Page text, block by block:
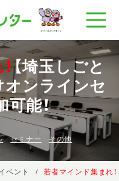
【埼玉しごと
オンラインセ
能！
セミナー その他
ベント 若者マインド集まれ！